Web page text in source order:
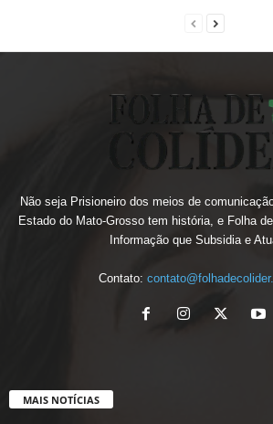
Não seja Prisioneiro dos meios de
Estado do Mato-Grosso tem história, e Folha
Informação que Subsidia e
Contato:
MAIS NOTÍCIAS